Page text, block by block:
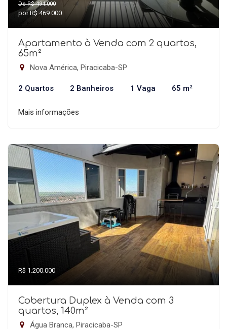
De R$ 494.000
por R$ 469.000
Apartamento à Venda com 2 quartos,
65m²
Nova América, Piracicaba-SP
2 Quartos 2 Banheiros 1 Vaga 65 m²
Mais informações
R$ 1.200.000
Cobertura Duplex à Venda com 3
quartos, 140m²
Água Branca, Piracicaba-SP